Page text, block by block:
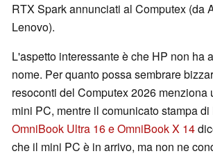
RTX Spark annunciati al Computex (da
Lenovo).
L'aspetto interessante è che HP non ha
nome. Per quanto possa sembrare
resoconti del Computex 2026 menziona
mini PC, mentre il comunicato stampa
OmniBook Ultra 16 e OmniBook X 14
che il mini PC è in arrivo, ma non ne